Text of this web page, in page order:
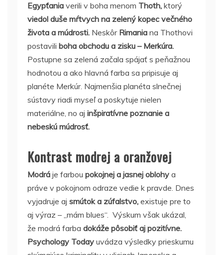
Egypťania verili v boha menom Thoth, ktorý
viedol duše mŕtvych na zelený kopec večného
života a múdrosti. Neskôr Rimania na Thothovi
postavili boha obchodu a zisku – Merkúra.
Postupne sa zelená začala spájať s peňažnou
hodnotou a ako hlavná farba sa pripisuje aj
planéte Merkúr. Najmenšia planéta slnečnej
sústavy riadi myseľ a poskytuje nielen
materiálne, no aj inšpiratívne poznanie a
nebeskú múdrosť.
Kontrast modrej a oranžovej
Modrá je farbou pokojnej a jasnej oblohy a
práve v pokojnom odraze vedie k pravde. Dnes
vyjadruje aj smútok a zúfalstvo, existuje pre to
aj výraz – „mám blues“. Výskum však ukázal,
že modrá farba dokáže pôsobiť aj pozitívne.
Psychology Today uvádza výsledky prieskumu